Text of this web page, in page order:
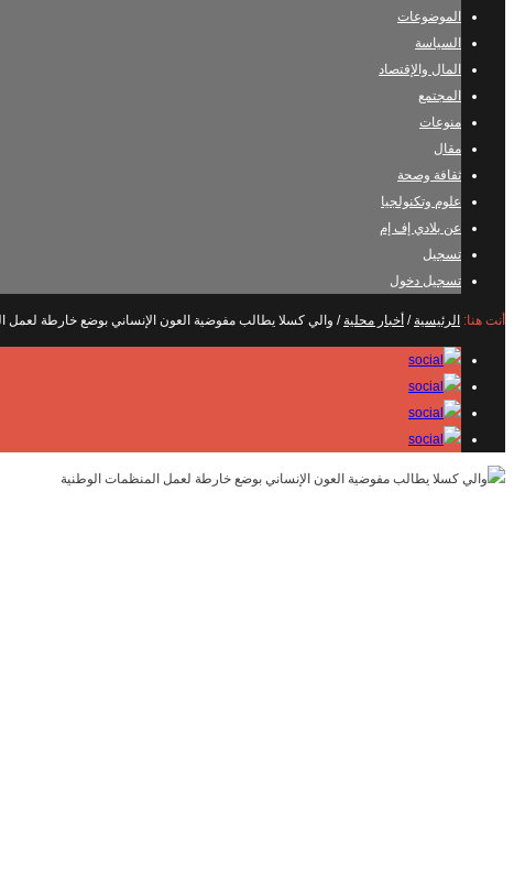
الموضوعات
السياسة
المال والإقتصاد
المجتمع
منوعات
مقال
ثقافة وصحة
علوم وتكنولجيا
عن بلادي إف إم
تسجيل
تسجيل دخول
أنت هنا: الرئيسية / أخبار محلية / والي كسلا يطالب مفوضية العون الإنساني بوضع خارطة لعمل